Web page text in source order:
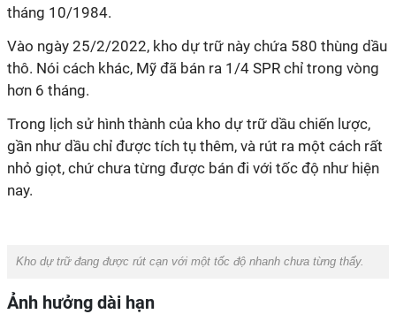
tháng 10/1984.
Vào ngày 25/2/2022, kho dự trữ này chứa 580 thùng dầu
thô. Nói cách khác, Mỹ đã bán ra 1/4 SPR chỉ trong vòng
hơn 6 tháng.
Trong lịch sử hình thành của kho dự trữ dầu chiến lược,
gần như dầu chỉ được tích tụ thêm, và rút ra một cách rất
nhỏ giọt, chứ chưa từng được bán đi với tốc độ như hiện
nay.
Kho dự trữ đang được rút cạn với một tốc độ nhanh chưa từng thấy.
Ảnh hưởng dài hạn